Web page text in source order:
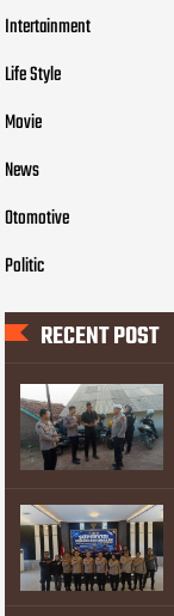
Intertainment
Life Style
Movie
News
Otomotive
Politic
RECENT POST